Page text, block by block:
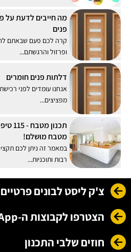
מה חייבים לדעת על
פנים
קרה לכם פעם שבאתם
ופרזול והרגשתם...
דלתות פנים חומרים
אנחנו עומדים לפני
מפציצים...
מטבח מושלם!
במאמר זה ניתן לכם
רבות ותוכניות...
צ'ק ליסט לבונים פרטיים
הצטרפו לקבוצות ה-WhatsApp
חוזים שלבי התכנון